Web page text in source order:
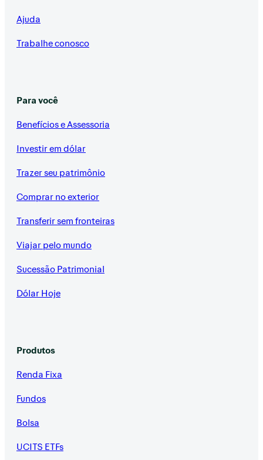
Ajuda
Trabalhe conosco
Para você
Benefícios e Assessoria
Investir em dólar
Trazer seu patrimônio
Comprar no exterior
Transferir sem fronteiras
Viajar pelo mundo
Sucessão Patrimonial
Dólar Hoje
Produtos
Renda Fixa
Fundos
Bolsa
UCITS ETFs